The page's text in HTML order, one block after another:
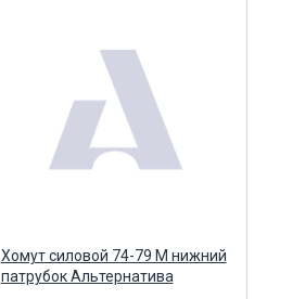
Хомут силовой 74-79 М нижний
патрубок Альтернатива